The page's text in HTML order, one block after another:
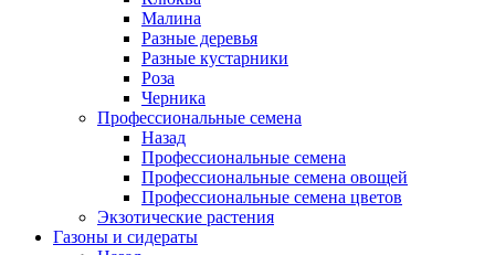
Малина
Разные деревья
Разные кустарники
Роза
Черника
Профессиональные семена
Назад
Профессиональные семена
Профессиональные семена овощей
Профессиональные семена цветов
Экзотические растения
Газоны и сидераты